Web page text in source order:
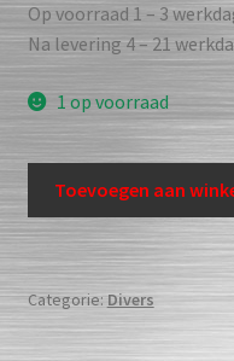
Op voorraad 1 – 3
Na levering 4 – 21
1 op voorraad
terras
prikker
Uil
aantal
Toevoegen aan
Categorie:Divers